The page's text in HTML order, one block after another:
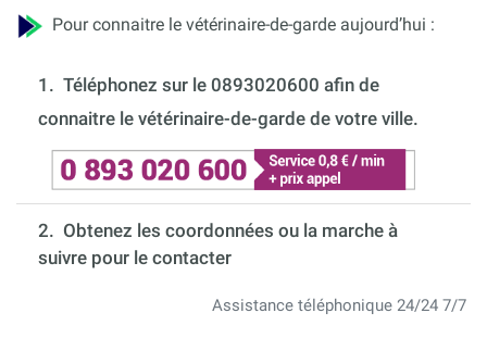
Pour connaitre le vétérinaire-de-garde aujourd’hui :
1. Téléphonez sur le 0893020600 afin de
connaitre le vétérinaire-de-garde de votre ville.
2. Obtenez les coordonnées ou la marche à
suivre pour le contacter
Assistance téléphonique 24/24 7/7